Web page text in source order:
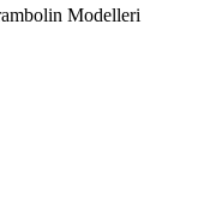
Modelleri